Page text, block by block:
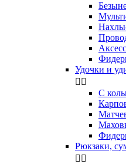
Удочки и
 
С
Рюкзаки,
 